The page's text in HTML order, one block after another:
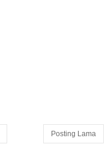
Posting Lama